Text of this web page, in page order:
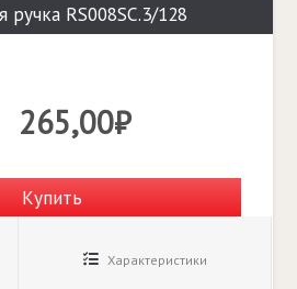
ручка RS008SC.3/128
265,00₽
Купить
Характеристики